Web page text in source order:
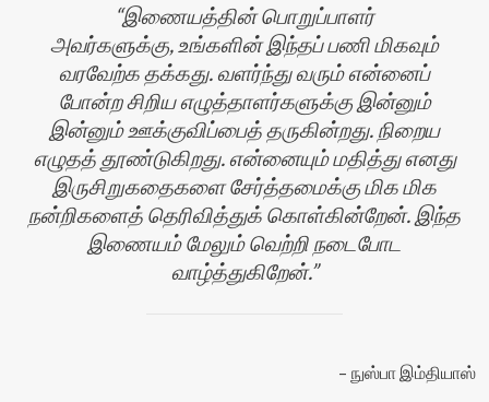
இணையத்தின் பொறுப்பாளர்
அவர்களுக்கு, உங்களின் இந்தப் பணி மிகவும்
வரவேற்க தக்கது. வளர்ந்து வரும் என்னைப்
போன்ற சிறிய எழுத்தாளர்களுக்கு இன்னும்
இன்னும் ஊக்குவிப்பைத் தருகின்றது. நிறைய
எழுதத் தூண்டுகிறது. என்னையும் மதித்து எனது
இருசிறுகதைகளை சேர்த்தமைக்கு மிக மிக
நன்றிகளைத் தெரிவித்துக் கொள்கின்றேன். இந்த
இணையம் மேலும் வெற்றி நடைபோட
வாழ்த்துகிறேன்.
நுஸ்பா இம்தியாஸ்